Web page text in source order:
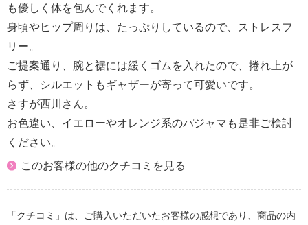
も優しく体を包んでくれます。
身頃やヒップ周りは、たっぷりしているので、ストレスフ
リー。
ご提案通り、腕と裾には緩くゴムを入れたので、捲れ上が
らず、シルエットもギャザーが寄って可愛いです。
さすが西川さん。
お色違い、イエローやオレンジ系のパジャマも是非ご検討
ください。
このお客様の他のクチコミを見る
「クチコミ」は、ご購入いただいたお客様の感想であり、商品の内